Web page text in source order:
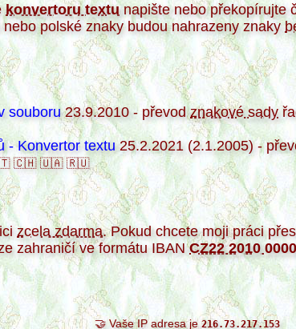
konvertoru textunapište nebo překopírujte
nebo polské znaky budou nahrazeny znaky
souboru23.9.2010 - převodznakové sady
- Konvertor textu25.2.2021 (2.1.2005) -
🇨🇭 🇺🇦 🇷🇺
zcela zdarma. Pokud chcete moji práci
zahraničí ve formátu IBANCZ22 2010
🤝 Vaše IP adresa je216.73.217.153